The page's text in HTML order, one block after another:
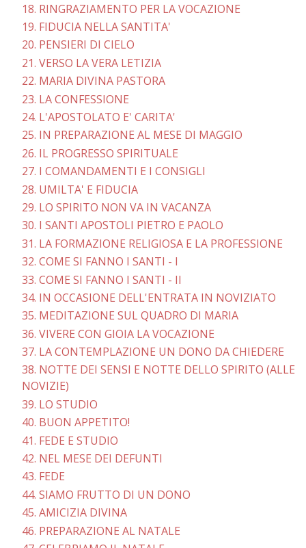
18. RINGRAZIAMENTO PER LA VOCAZIONE
19. FIDUCIA NELLA SANTITA'
20. PENSIERI DI CIELO
21. VERSO LA VERA LETIZIA
22. MARIA DIVINA PASTORA
23. LA CONFESSIONE
24. L'APOSTOLATO E' CARITA'
25. IN PREPARAZIONE AL MESE DI MAGGIO
26. IL PROGRESSO SPIRITUALE
27. I COMANDAMENTI E I CONSIGLI
28. UMILTA' E FIDUCIA
29. LO SPIRITO NON VA IN VACANZA
30. I SANTI APOSTOLI PIETRO E PAOLO
31. LA FORMAZIONE RELIGIOSA E LA PROFESSIONE
32. COME SI FANNO I SANTI - I
33. COME SI FANNO I SANTI - II
34. IN OCCASIONE DELL'ENTRATA IN NOVIZIATO
35. MEDITAZIONE SUL QUADRO DI MARIA
36. VIVERE CON GIOIA LA VOCAZIONE
37. LA CONTEMPLAZIONE UN DONO DA CHIEDERE
38. NOTTE DEI SENSI E NOTTE DELLO SPIRITO (ALLE
NOVIZIE)
39. LO STUDIO
40. BUON APPETITO!
41. FEDE E STUDIO
42. NEL MESE DEI DEFUNTI
43. FEDE
44. SIAMO FRUTTO DI UN DONO
45. AMICIZIA DIVINA
46. PREPARAZIONE AL NATALE